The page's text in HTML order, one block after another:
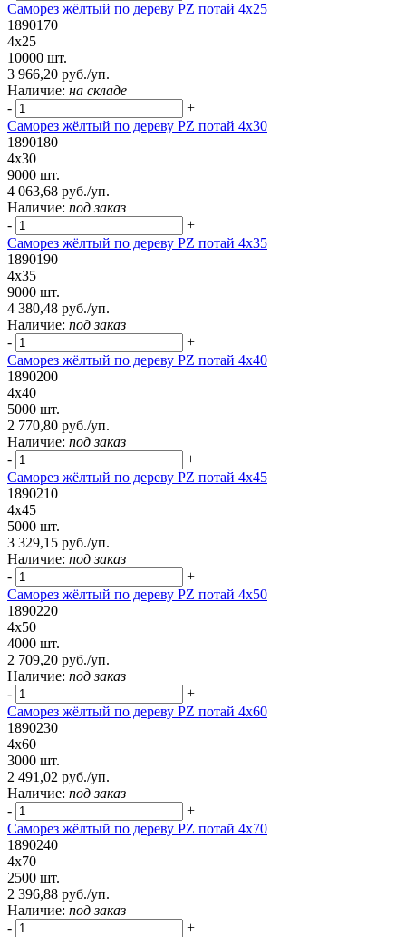
Саморез жёлтый по дереву PZ потай 4х25
1890170
4х25
10000 шт.
3 966,20 руб./уп.
Наличие: на складе
-
+
Саморез жёлтый по дереву PZ потай 4х30
1890180
4х30
9000 шт.
4 063,68 руб./уп.
Наличие: под заказ
-
+
Саморез жёлтый по дереву PZ потай 4х35
1890190
4х35
9000 шт.
4 380,48 руб./уп.
Наличие: под заказ
-
+
Саморез жёлтый по дереву PZ потай 4х40
1890200
4х40
5000 шт.
2 770,80 руб./уп.
Наличие: под заказ
-
+
Саморез жёлтый по дереву PZ потай 4х45
1890210
4х45
5000 шт.
3 329,15 руб./уп.
Наличие: под заказ
-
+
Саморез жёлтый по дереву PZ потай 4х50
1890220
4х50
4000 шт.
2 709,20 руб./уп.
Наличие: под заказ
-
+
Саморез жёлтый по дереву PZ потай 4х60
1890230
4х60
3000 шт.
2 491,02 руб./уп.
Наличие: под заказ
-
+
Саморез жёлтый по дереву PZ потай 4х70
1890240
4х70
2500 шт.
2 396,88 руб./уп.
Наличие: под заказ
-
+